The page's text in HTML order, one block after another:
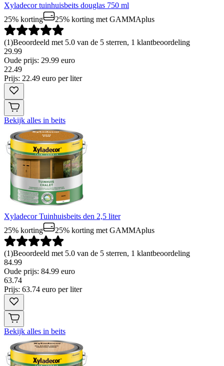
Xyladecor tuinhuisbeits douglas 750 ml
25% korting
25% korting met GAMMAplus
(1)Beoordeeld met 5.0 van de 5 sterren, 1 klantbeoordeling
29.99
Oude prijs: 29.99 euro
22.49
Prijs: 22.49 euro per liter
Bekijk alles in beits
Xyladecor Tuinhuisbeits den 2,5 liter
25% korting
25% korting met GAMMAplus
(1)Beoordeeld met 5.0 van de 5 sterren, 1 klantbeoordeling
84.99
Oude prijs: 84.99 euro
63.74
Prijs: 63.74 euro per liter
Bekijk alles in beits